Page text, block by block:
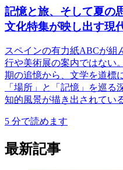
記憶と旅、そして夏
文化特集が映し出す現
スペインの有力紙ABCが組
行や美術展の案内ではない
期の追憶から、文学を道標
「場所」と「記憶」を巡
知的風景が描き出されている
5 分で読めます
最新記事